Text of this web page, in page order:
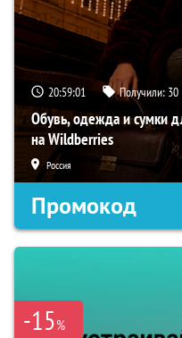
20:59:00 Получили: 30
Обувь, одежда и сумки
на Wildberries
Россия
Промокод
-15%